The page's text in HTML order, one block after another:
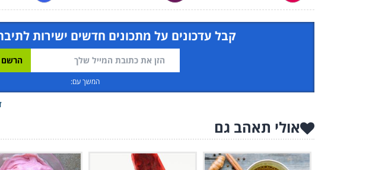
קבל עדכונים על מתכונים חדשים ישירות
המשך עם:
אולי תאהב גם